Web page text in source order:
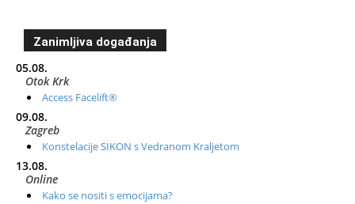
Zanimljiva događanja
05.08.
Otok Krk
Access Facelift®
09.08.
Zagreb
Konstelacije SIKON s Vedranom Kraljetom
13.08.
Online
Kako se nositi s emocijama?